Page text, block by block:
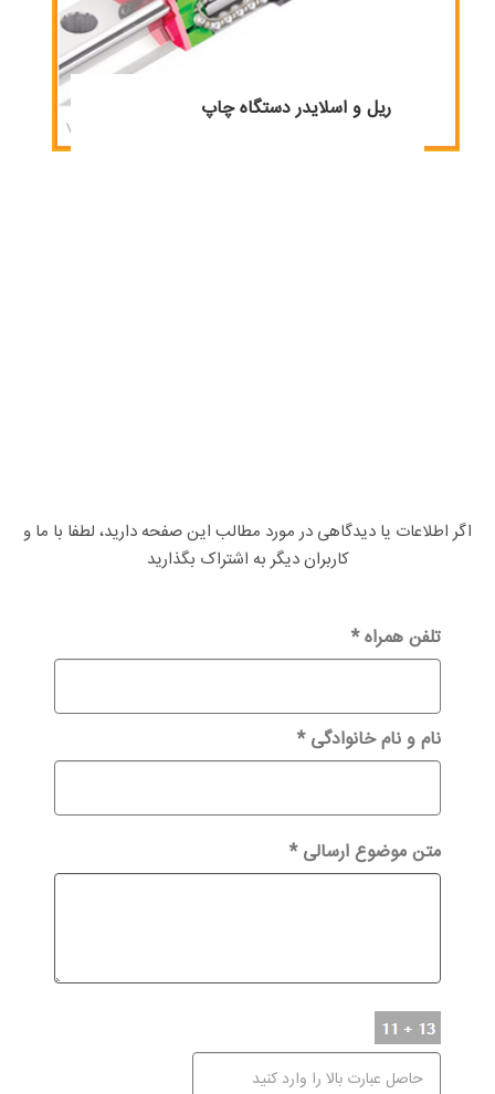
ریل و اسلایدر دستگاه چاپ
اگر اطلاعات یا دیدگاهی در مورد مطالب این صفحه دارید، لطفا با ما و
کاربران دیگر به اشتراک بگذارید
* تلفن همراه
* نام و نام خانوادگی
* متن موضوع ارسالی